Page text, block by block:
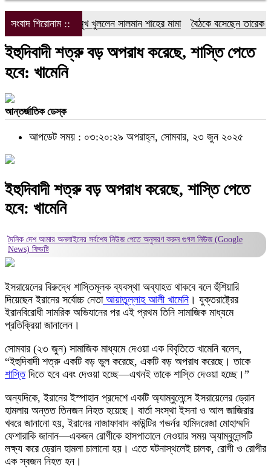
সংবাদ শিরোনাম ::এবার মুখ খুললেন সালমান শাহের মামা বৈঠকে বসেছেন তারেক
ইহুদিবাদী শত্রু বড় অপরাধ করেছে, শাস্তি পেতে
হবে: খামেনি
আন্তর্জাতিক ডেস্ক
আপডেট সময় : ০৩:২০:২৯ অপরাহ্ন, সোমবার, ২৩ জুন ২০২৫
ইহুদিবাদী শত্রু বড় অপরাধ করেছে, শাস্তি পেতে
হবে: খামেনি
দৈনিক দেশ আমার অনলাইনের সর্বশেষ নিউজ পেতে অনুসরণ করুন গুগল নিউজ (Google
News) ফিডটি
ইসরায়েলের বিরুদ্ধে শাস্তিমূলক ব্যবস্থা অব্যাহত থাকবে বলে হুঁশিয়ারি
দিয়েছেন ইরানের সর্বোচ্চ নেতাআয়াতুল্লাহ আলী খামেনি । যুক্তরাষ্ট্রের
ইরানবিরোধী সামরিক অভিযানের পর এই প্রথম তিনি সামাজিক মাধ্যমে
প্রতিক্রিয়া জানালেন।
সোমবার (২৩ জুন) সামাজিক মাধ্যমে দেওয়া এক বিবৃতিতে খামেনি বলেন,
“ইহুদিবাদী শত্রু একটি বড় ভুল করেছে, একটি বড় অপরাধ করেছে। তাকে
শাস্তিদিতে হবে এবং দেওয়া হচ্ছে—এখনই তাকে শাস্তি দেওয়া হচ্ছে।”
অন্যদিকে, ইরানের ইস্পাহান প্রদেশে একটি অ্যাম্বুলেন্সে ইসরায়েলের ড্রোন
হামলায় অন্তত তিনজন নিহত হয়েছে। বার্তা সংস্থা ইসনা ও আল জাজিরার
খবরে জানানো হয়, ইরানের নাজাফাবাদ কাউন্টির গভর্নর হামিদরেজা মোহাম্মদি
ফেশারাকি জানান—একজন রোগীকে হাসপাতালে নেওয়ার সময় অ্যাম্বুলেন্সটি
লক্ষ্য করে ড্রোন হামলা চালানো হয়। এতে ঘটনাস্থলেই চালক, রোগী ও রোগীর
এক স্বজন নিহত হন।